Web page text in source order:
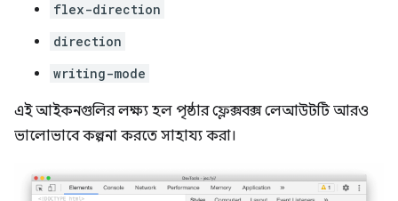
flex-direction
direction
writing-mode
এই আইকনগুলির লক্ষ্য হল পৃষ্ঠার ফ্লেক্সবক্স লেআউটটি আরও
ভালোভাবে কল্পনা করতে সাহায্য করা।